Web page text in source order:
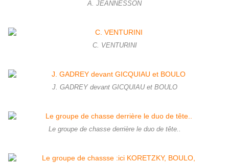
A. JEANNESSON
C. VENTURINI
J. GADREY devant GICQUIAU et BOULO
Le groupe de chasse derrière le duo de tête..